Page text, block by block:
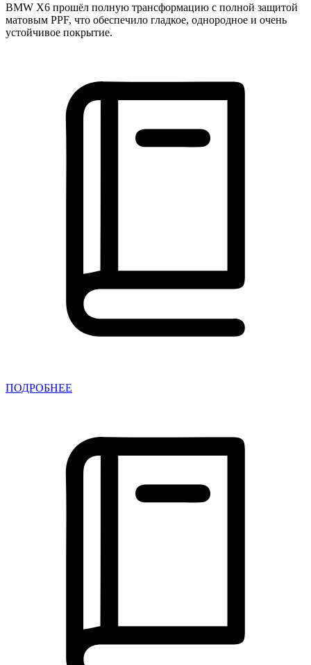
BMW X6 прошёл полную трансформацию с полной защитой
матовым PPF, что обеспечило гладкое, однородное и очень
устойчивое покрытие.
ПОДРОБНЕЕ